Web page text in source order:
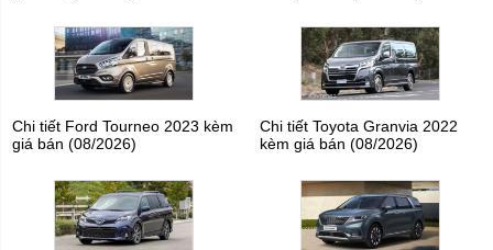
Chi tiết Ford Tourneo 2023 kèm
giá bán (08/2026)
Chi tiết Toyota Granvia 2022
kèm giá bán (08/2026)